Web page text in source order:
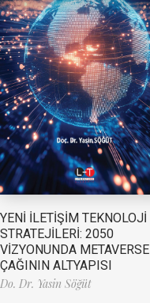
YENİ İLETİŞİM TEKNOLOJİ
STRATEJİLERİ: 2050
VİZYONUNDA METAVERSE
ÇAĞININ ALTYAPISI
Do. Dr. Yasin Söğüt